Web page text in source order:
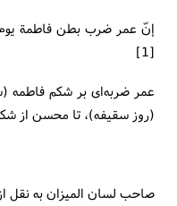
إنّ عمر ضرب بطن فاطمة
[1]
عمر ضربه‌ای بر شكم فاطمه
(روز سقیفه)، تا محسن از
صاحب لسان المیزان به نقل